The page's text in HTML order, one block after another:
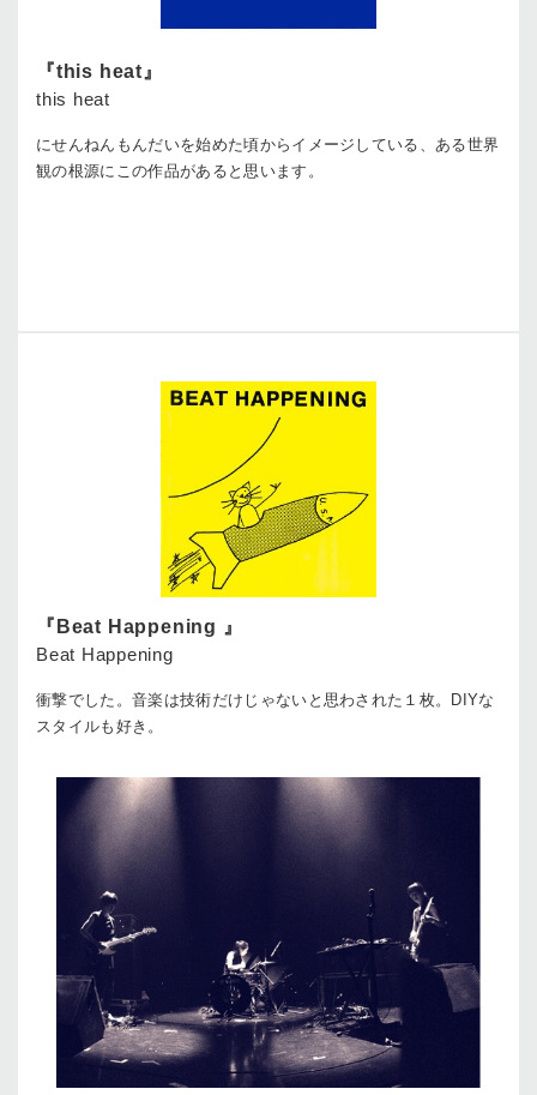
『this heat』
this heat
にせんねんもんだいを始めた頃からイメージしている、ある世界
観の根源にこの作品があると思います。
『Beat Happening 』
Beat Happening
衝撃でした。音楽は技術だけじゃないと思わされた１枚。DIYな
スタイルも好き。